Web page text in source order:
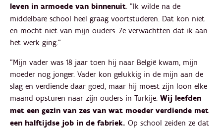
leven in armoede van binnenuit. "Ik wilde na de
middelbare school heel graag voortstuderen. Dat kon niet
en mocht niet van mijn ouders. Ze verwachtten dat ik aan
het werk ging."
"Mijn vader was 18 jaar toen hij naar België kwam, mijn
moeder nog jonger. Vader kon gelukkig in de mijn aan de
slag en verdiende daar goed, maar hij moest zijn loon elke
maand opsturen naar zijn ouders in Turkije. Wij leefden
met een gezin van zes van wat moeder verdiende met
een halftijdse job in de fabriek. Op school zeiden ze dat